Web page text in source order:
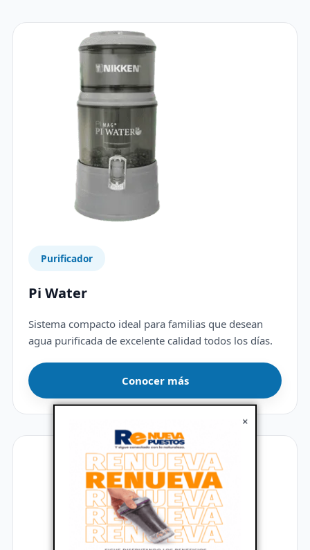
×
Purificador
Pi Water
Sistema compacto ideal para familias que desean
agua purificada de excelente calidad todos los días.
Conocer más